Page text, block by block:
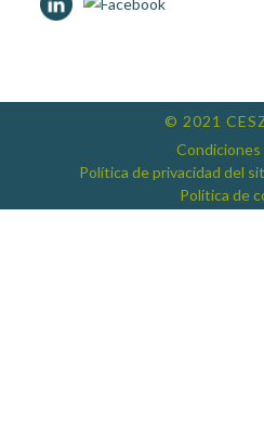
© 2021
Condiciones
Política de privacidad del
Política de